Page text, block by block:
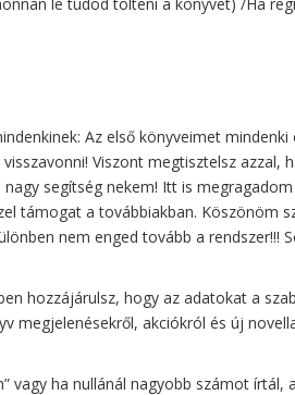
Az első könyveimet mindenki
Viszont megtisztelsz azzal,
segítség nekem! Itt is
támogat a továbbiakban. Köszönöm
nem enged tovább a rendszer!!!
hozzájárulsz, hogy az adatokat a
megjelenésekről, akciókról és új
vagy ha nullánál nagyobb számot írtál,